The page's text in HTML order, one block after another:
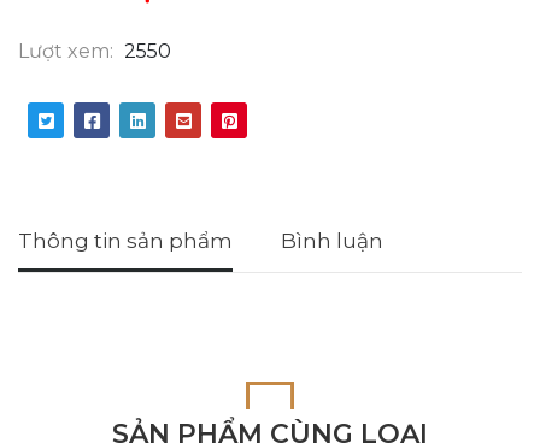
Lượt xem: 2550
Thông tin sản phẩm Bình luận
SẢN PHẨM CÙNG LOẠI